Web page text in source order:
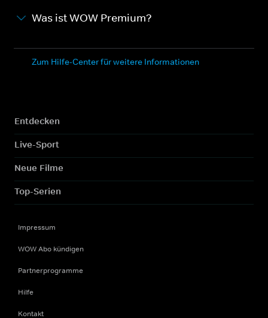
Was ist WOW Premium?
Zum Hilfe-Center für weitere Informationen
Entdecken
Live-Sport
Neue Filme
Top-Serien
Impressum
WOW Abo kündigen
Partnerprogramme
Hilfe
Kontakt